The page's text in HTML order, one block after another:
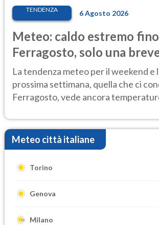
TENDENZA 6 Agosto 2026
Meteo: caldo estremo
Ferragosto, solo una
Ecco dove
La tendenza meteo per il weekend e
prossima settimana, quella che ci
Ferragosto, vede ancora
Meteo città italiane
Torino
Genova
Milano